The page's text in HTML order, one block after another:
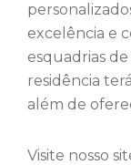
excelência e
esquadrias
residência
além de
Visite nosso